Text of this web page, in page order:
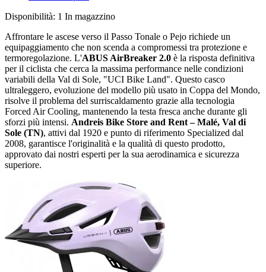
Disponibilità: 1 In magazzino
Affrontare le ascese verso il Passo Tonale o Pejo richiede un
equipaggiamento che non scenda a compromessi tra protezione e
termoregolazione. L'ABUS AirBreaker 2.0 è la risposta definitiva
per il ciclista che cerca la massima performance nelle condizioni
variabili della Val di Sole, "UCI Bike Land". Questo casco
ultraleggero, evoluzione del modello più usato in Coppa del Mondo,
risolve il problema del surriscaldamento grazie alla tecnologia
Forced Air Cooling, mantenendo la testa fresca anche durante gli
sforzi più intensi. Andreis Bike Store and Rent – Malé, Val di
Sole (TN), attivi dal 1920 e punto di riferimento Specialized dal
2008, garantisce l'originalità e la qualità di questo prodotto,
approvato dai nostri esperti per la sua aerodinamica e sicurezza
superiore.